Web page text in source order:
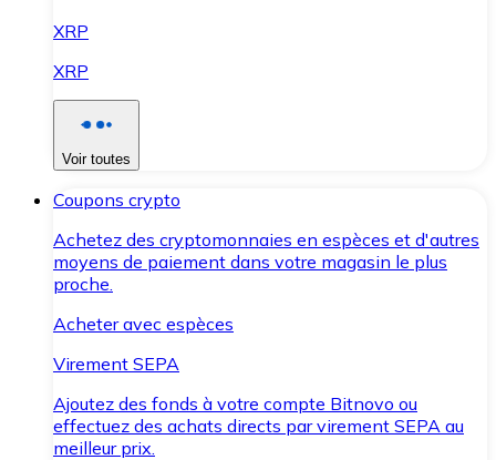
XRP
XRP
Voir toutes
Coupons crypto
Achetez des cryptomonnaies en espèces et d'autres
moyens de paiement dans votre magasin le plus
proche.
Acheter avec espèces
Virement SEPA
Ajoutez des fonds à votre compte Bitnovo ou
effectuez des achats directs par virement SEPA au
meilleur prix.